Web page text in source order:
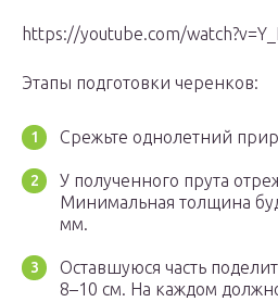
https://youtube.com/
Этапы подготовки черенков:
Срежьте однолетний
У полученного прута
Минимальная толщина
мм.
Оставшуюся часть
8–10 см. На каждом